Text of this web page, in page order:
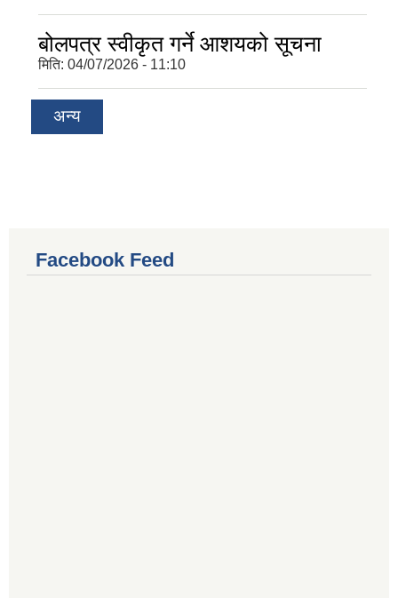
बोलपत्र स्वीकृत गर्ने आशयको सूचना
मिति: 04/07/2026 - 11:10
अन्य
Facebook Feed